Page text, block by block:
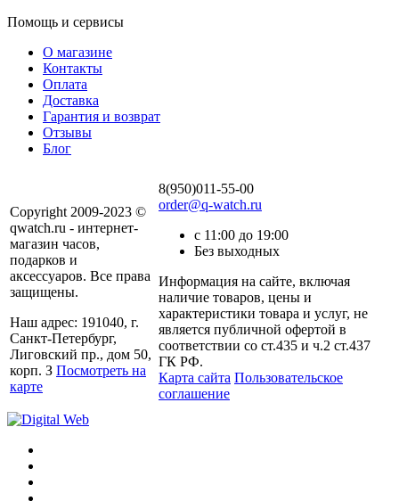
Помощь и сервисы
О магазине
Контакты
Оплата
Доставка
Гарантия и возврат
Отзывы
Блог
Copyright 2009-2023 ©
qwatch.ru - интернет-
магазин часов,
подарков и
аксессуаров. Все права
защищены.
Наш адрес: 191040, г.
Санкт-Петербург,
Лиговский пр., дом 50,
корп. З Посмотреть на
карте
8(950)011-55-00
order@q-watch.ru
с 11:00 до 19:00
Без выходных
Информация на сайте, включая
наличие товаров, цены и
характеристики товара и услуг, не
является публичной офертой в
соответствии со ст.435 и ч.2 ст.437
ГК РФ.
Карта сайта Пользовательское
соглашение